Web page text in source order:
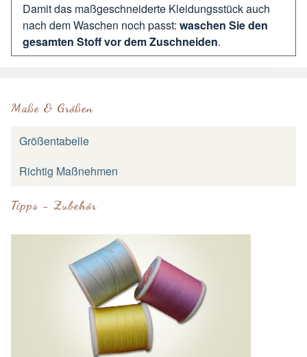
Damit das maßgeschneiderte Kleidungsstück auch
nach dem Waschen noch passt: waschen Sie den
gesamten Stoff vor dem Zuschneiden.
Maße & Größen
Größentabelle
Richtig Maßnehmen
Tipps - Zubehör